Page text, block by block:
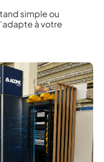
simple ou
à votre